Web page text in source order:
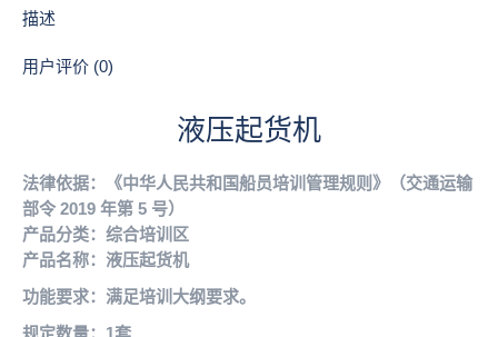
描述
用户评价 (0)
液压起货机
法律依据：《中华人民共和国船员培训管理规则》（交通运输
部令 2019 年第 5 号）
产品分类：综合培训区
产品名称：液压起货机
功能要求：满足培训大纲要求。
规定数量：1套